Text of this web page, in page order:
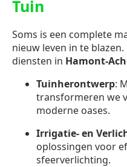
Tuin
Soms is een complete
nieuw leven in te blazen.
diensten in Hamont-
Tuinherontwerp:
transformeren we
moderne oases.
Irrigatie- en
oplossingen voor
sfeerverlichting.